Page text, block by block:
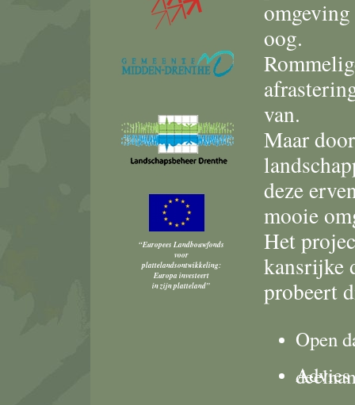
oog.
van.
Maar
deze
mooie
Het
kansrijke
probeert
Open
Advies
“Europees Landbouwfonds
voor
plattelandsontwikkeling:
Europa investeert
in zijn platteland”